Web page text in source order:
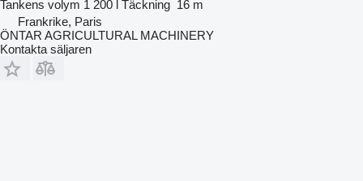
Tankens volym 1 200 l Täckning 16 m
Frankrike, Paris
ÖNTAR AGRICULTURAL MACHINERY
Kontakta säljaren